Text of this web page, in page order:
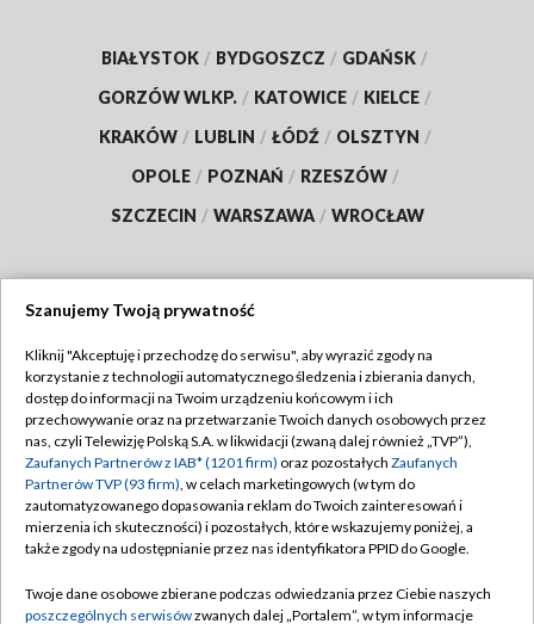
BIAŁYSTOK / BYDGOSZCZ / GDAŃSK /
GORZÓW WLKP. / KATOWICE / KIELCE /
KRAKÓW / LUBLIN / ŁÓDŹ / OLSZTYN /
OPOLE / POZNAŃ / RZESZÓW /
SZCZECIN / WARSZAWA / WROCŁAW
TVP
Abonament TVP
Emisja w TVP
Centrum informacji TVP
Naziemna Telewizja Cyfrowa
Rada Programowa
Regulamin TVP
Polityka prywatności
Moje zgody
Pomoc
Kontakt
Szanujemy Twoją prywatność
Kliknij "Akceptuję i przechodzę do serwisu", aby wyrazić zgody na
korzystanie z technologii automatycznego śledzenia i zbierania danych,
dostęp do informacji na Twoim urządzeniu końcowym i ich
przechowywanie oraz na przetwarzanie Twoich danych osobowych przez
nas, czyli Telewizję Polską S.A. w likwidacji (zwaną dalej również „TVP”),
Zaufanych Partnerów z IAB* (1201 firm) oraz pozostałych Zaufanych
Partnerów TVP (93 firm), w celach marketingowych (w tym do
zautomatyzowanego dopasowania reklam do Twoich zainteresowań i
mierzenia ich skuteczności) i pozostałych, które wskazujemy poniżej, a
także zgody na udostępnianie przez nas identyfikatora PPID do Google.
Twoje dane osobowe zbierane podczas odwiedzania przez Ciebie naszych
poszczególnych serwisówzwanych dalej „Portalem”, w tym informacje